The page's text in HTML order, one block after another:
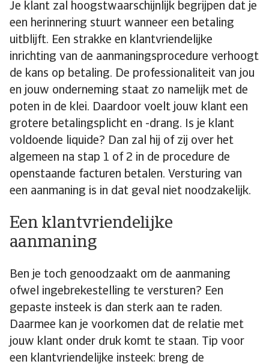
Je klant zal hoogstwaarschijnlijk begrijpen dat je
een herinnering stuurt wanneer een betaling
uitblijft. Een strakke en klantvriendelijke
inrichting van de aanmaningsprocedure verhoogt
de kans op betaling. De professionaliteit van jou
en jouw onderneming staat zo namelijk met de
poten in de klei. Daardoor voelt jouw klant een
grotere betalingsplicht en -drang. Is je klant
voldoende liquide? Dan zal hij of zij over het
algemeen na stap 1 of 2 in de procedure de
openstaande facturen betalen. Versturing van
een aanmaning is in dat geval niet noodzakelijk.
Een klantvriendelijke
aanmaning
Ben je toch genoodzaakt om de aanmaning
ofwel ingebrekestelling te versturen? Een
gepaste insteek is dan sterk aan te raden.
Daarmee kan je voorkomen dat de relatie met
jouw klant onder druk komt te staan. Tip voor
een klantvriendelijke insteek: breng de